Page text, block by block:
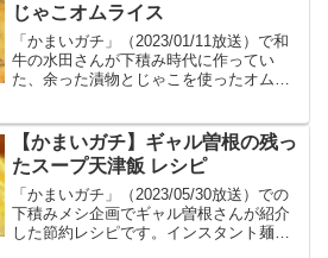
じゃこオムライス
「かまいガチ」（2023/01/11放送）で和
牛の水田さんが下積み時代に作ってい
た、余った漬物とじゃこを使ったオムラ
【かまいガチ】ギャル曽根の残っ
たスープ天津飯 レシピ
「かまいガチ」（2023/05/30放送）での
下積みメシ企画でギャル曽根さんが紹介
した節約レシピです。インスタント麺を